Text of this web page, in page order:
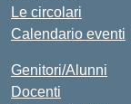
Le circolari
Calendario eventi
Genitori/Alunni
Docenti